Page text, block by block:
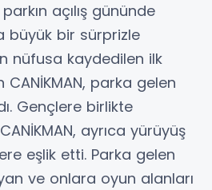
açılış gününde
büyük bir sürprizle
nüfusa kaydedilen ilk
parka gelen
Gençlere birlikte
ayrıca yürüyüş
eşlik etti. Parka gelen
ve onlara oyun alanları